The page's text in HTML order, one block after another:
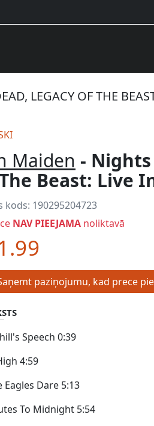
LEGACY OF THE
Maiden - Nights
Beast: Live
kods: 190295204723
NAV PIEEJAMA noliktavā
paziņojumu, kad prece
Speech 0:39
4:59
Eagles Dare 5:13
To Midnight 5:54